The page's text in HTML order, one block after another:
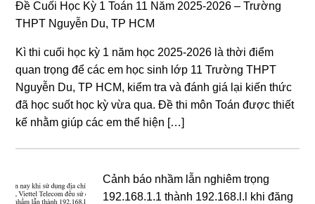
Đề Cuối Học Kỳ 1 Toán 11 Năm 2025-2026 – Trường
THPT Nguyễn Du, TP HCM
Kì thi cuối học kỳ 1 năm học 2025-2026 là thời điểm
quan trọng để các em học sinh lớp 11 Trường THPT
Nguyễn Du, TP HCM, kiểm tra và đánh giá lại kiến thức
đã học suốt học kỳ vừa qua. Đề thi môn Toán được thiết
kế nhằm giúp các em thể hiện […]
Cảnh báo nhầm lẫn nghiêm trọng
192.168.1.1 thành 192.168.l.l khi đăng